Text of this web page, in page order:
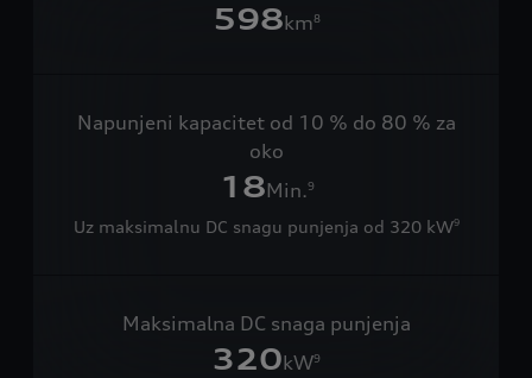
598km8
Napunjeni kapacitet od 10 % do 80 % za
oko
18Min.9
Uz maksimalnu DC snagu punjenja od 320 kW9
Maksimalna DC snaga punjenja
320kW9